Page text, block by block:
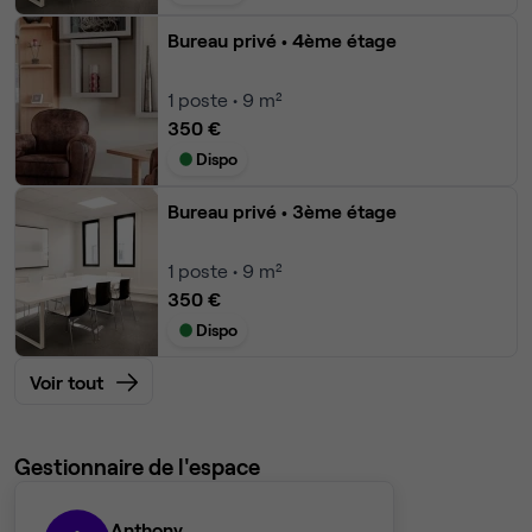
Bureau privé • 4ème étage
1 poste • 9 m²
350 €
Dispo
Bureau privé • 3ème étage
1 poste • 9 m²
350 €
Dispo
Voir tout
Gestionnaire de l'espace